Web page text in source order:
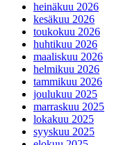
heinäkuu 2026
kesäkuu 2026
toukokuu 2026
huhtikuu 2026
maaliskuu 2026
helmikuu 2026
tammikuu 2026
joulukuu 2025
marraskuu 2025
lokakuu 2025
syyskuu 2025